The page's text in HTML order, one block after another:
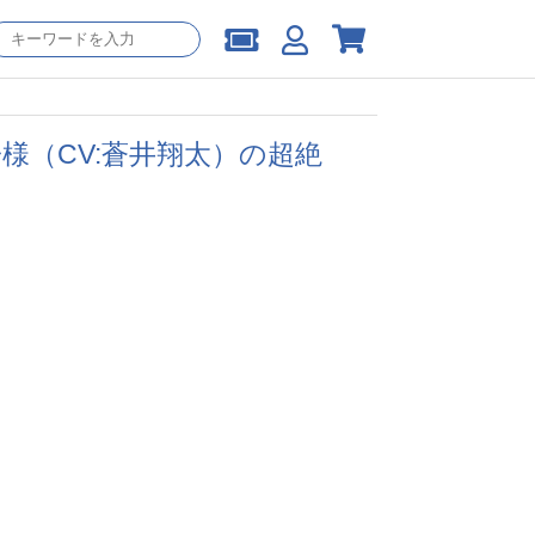
（CV:蒼井翔太）の超絶